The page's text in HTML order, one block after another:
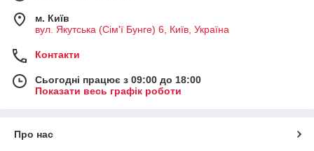
м. Київ
вул. Якутська (Сім'ї Бунге) 6, Київ, Україна
Контакти
Сьогодні працює з 09:00 до 18:00
Показати весь графік роботи
Про нас